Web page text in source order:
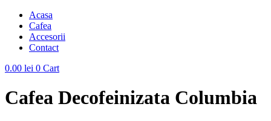
Acasa
Cafea
Accesorii
Contact
0.00 lei 0 Cart
Cafea Decofeinizata Columbia